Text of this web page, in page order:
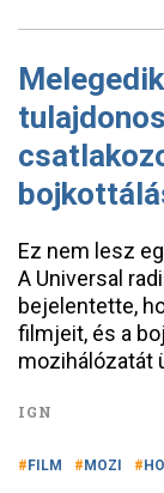
Ez nem lesz
A Universal
bejelentette,
filmjeit, és a
mozihálózatát
IGN
FILM MOZI